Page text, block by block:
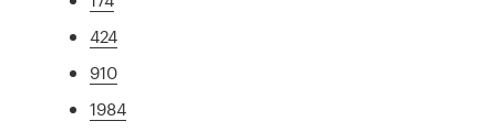
424
910
1984